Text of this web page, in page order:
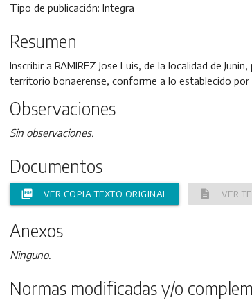
Tipo de publicación: Integra
Resumen
Inscribir a RAMIREZ Jose Luis, de la localidad de
territorio bonaerense, conforme a lo establecido por
Observaciones
Sin observaciones.
Documentos
picture_as_pdf VER COPIA TEXTO ORIGINAL description VER
Anexos
Ninguno.
Normas modificadas y/o